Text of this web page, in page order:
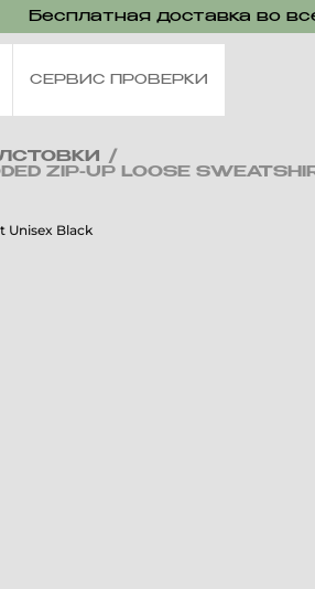
Бесплатная доставка во
СЕРВИС ПРОВЕРКИ
/
ZIP-UP LOOSE